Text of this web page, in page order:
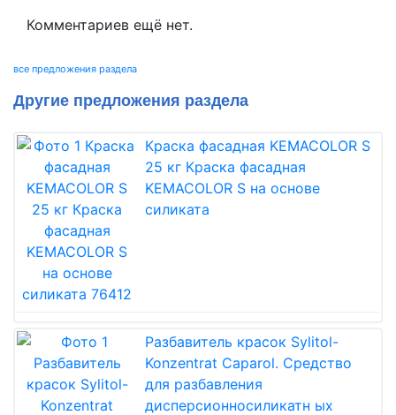
Комментариев ещё нет.
все предложения раздела
Другие предложения раздела
Краска фасадная KEMACOLOR S
25 кг Краска фасадная
KEMACOLOR S на основе
силиката
Разбавитель красок Sylitol-
Konzentrat Caparol. Средство
для разбавления
дисперсионносиликатн ых